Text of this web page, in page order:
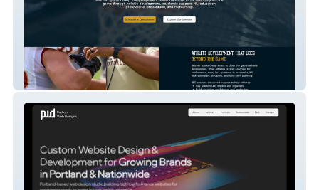
Belcher Sports Group